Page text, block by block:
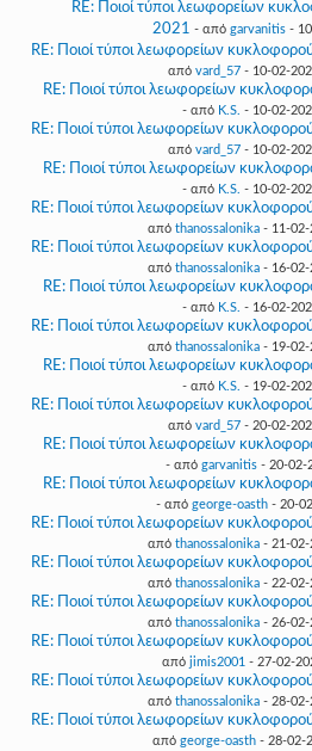
RE: Ποιοί τύποι λεωφορείων
2021 - από garvanitis -
RE: Ποιοί τύποι λεωφορείων
από vard_57- 10-02-
RE: Ποιοί τύποι λεωφορείων
- από K.S. - 10-02-
RE: Ποιοί τύποι λεωφορείων
από vard_57- 10-02-
RE: Ποιοί τύποι λεωφορείων
- από K.S. - 10-02-
RE: Ποιοί τύποι λεωφορείων
από thanossalonika - 11-02-
RE: Ποιοί τύποι λεωφορείων
από thanossalonika - 16-02-
RE: Ποιοί τύποι λεωφορείων
- από K.S. - 16-02-
RE: Ποιοί τύποι λεωφορείων
από thanossalonika - 19-02-
RE: Ποιοί τύποι λεωφορείων
- από K.S. - 19-02-
RE: Ποιοί τύποι λεωφορείων
από vard_57- 20-02-
RE: Ποιοί τύποι λεωφορείων
- από garvanitis - 20-02-
RE: Ποιοί τύποι λεωφορείων
- από george-oasth- 20-
RE: Ποιοί τύποι λεωφορείων
από thanossalonika - 21-02-
RE: Ποιοί τύποι λεωφορείων
από thanossalonika - 22-02-
RE: Ποιοί τύποι λεωφορείων
από thanossalonika - 26-02-
RE: Ποιοί τύποι λεωφορείων
από jimis2001 - 27-02-
RE: Ποιοί τύποι λεωφορείων
από thanossalonika - 28-02-
RE: Ποιοί τύποι λεωφορείων
από george-oasth- 28-02-